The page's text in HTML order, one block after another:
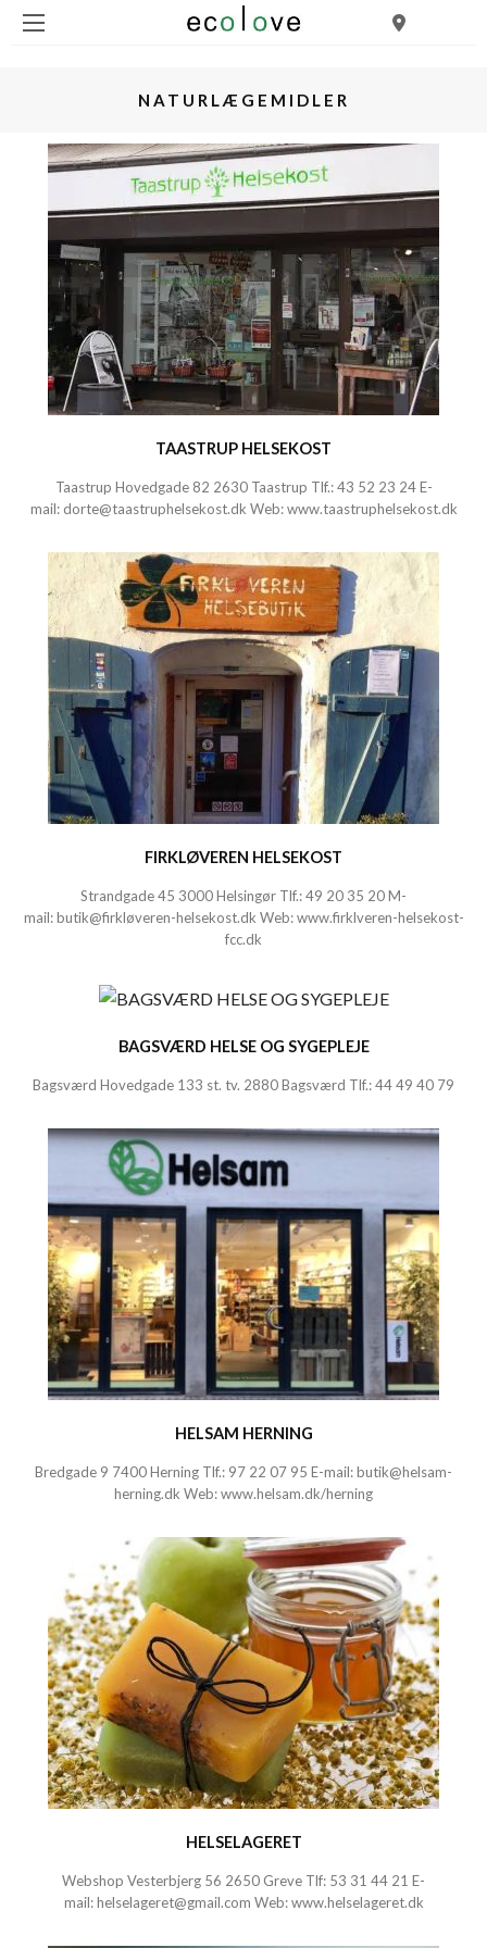
NATURLÆGEMIDLER
TAASTRUP HELSEKOST
Taastrup Hovedgade 82 2630 Taastrup Tlf.:43 52 23 24E-
mail: dorte@taastruphelsekost.dk Web:www.taastruphelsekost.dk
FIRKLØVEREN HELSEKOST
Strandgade 45 3000 Helsingør Tlf.:49 20 35 20M-
mail:butik@firkløveren-helsekost.dk Web:www.firklveren-helsekost-
fcc.dk
BAGSVÆRD HELSE OG SYGEPLEJE
Bagsværd Hovedgade 133 st. tv. 2880 Bagsværd Tlf.:44 49 40 79
HELSAM HERNING
Bredgade 9 7400 Herning Tlf.: 97 22 07 95 E-mail:butik@helsam-
herning.dk Web:www.helsam.dk/herning
HELSELAGERET
Webshop Vesterbjerg 56 2650 Greve Tlf: 53 31 44 21 E-
mail:helselageret@gmail.com Web:www.helselageret.dk